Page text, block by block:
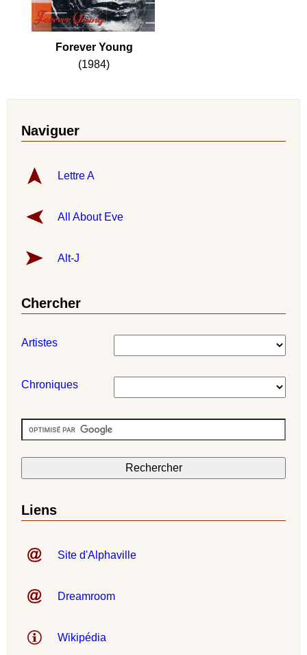
Forever Young
(1984)
Naviguer
Lettre A
All About Eve
Alt-J
Chercher
Artistes
Chroniques
Liens
Site d'Alphaville
Dreamroom
Wikipédia